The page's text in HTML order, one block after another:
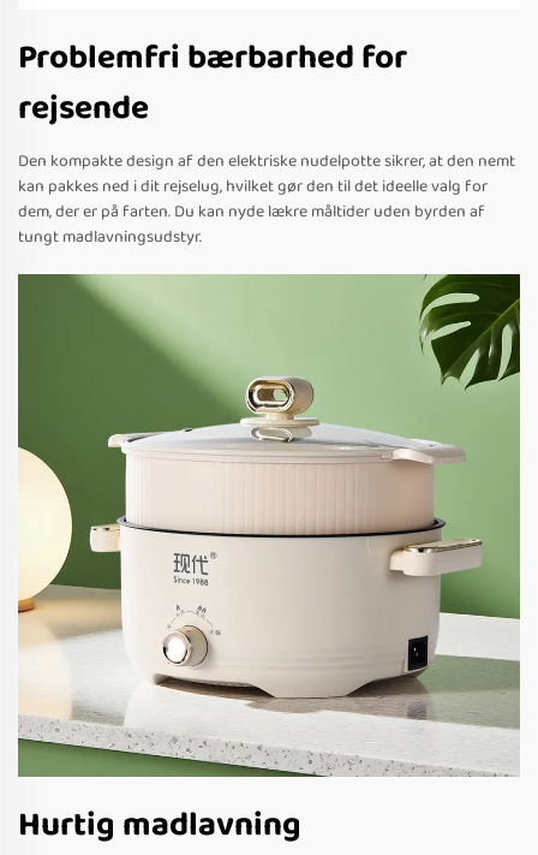
Problemfri bærbarhed for
rejsende
Den kompakte design af den elektriske nudelpotte sikrer, at den nemt
kan pakkes ned i dit rejselug, hvilket gør den til det ideelle valg for
dem, der er på farten. Du kan nyde lækre måltider uden byrden af
tungt madlavningsudstyr.
Hurtig madlavning